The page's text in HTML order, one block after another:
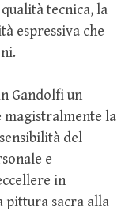
tecnica, la
espressiva che
Gandolfi un
magistralmente la
del
e
in
sacra alla